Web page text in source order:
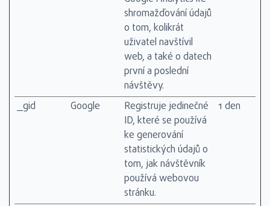
shromažďování údajů
o tom, kolikrát
uživatel navštívil
web, a také o datech
první a poslední
návštěvy.
_gid
Google
Registruje jedinečné
ID, které se používá
ke generování
statistických údajů o
tom, jak návštěvník
používá webovou
stránku.
1 den